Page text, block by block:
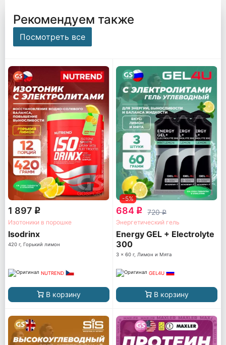
Рекомендуем также
Посмотреть все
1 897 q
Изотоники в порошке
Isodrinx
420 г, Горький лимон
NUTREND
В корзину
-5%
684 q 720q
Энергетический гель
Energy GEL + Electrolyte
300
3 x 60 г, Лимон и Мята
GEL4U
В корзину